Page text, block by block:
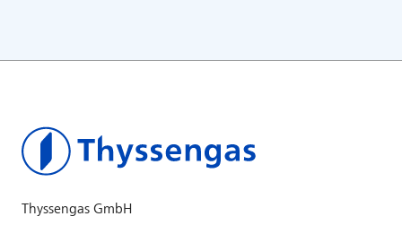
Thyssengas GmbH